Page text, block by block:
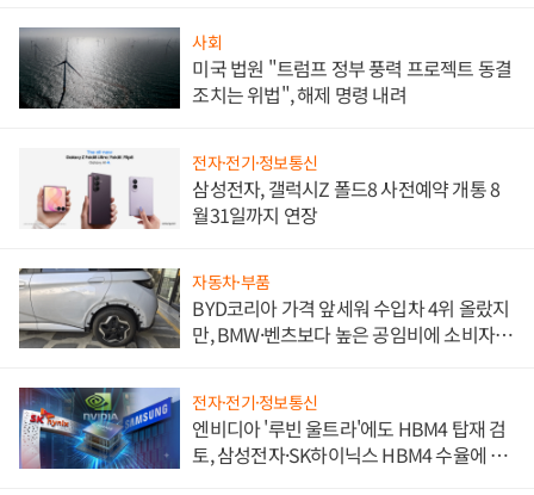
사회
미국 법원 "트럼프 정부 풍력 프로젝트 동결
조치는 위법", 해제 명령 내려
전자·전기·정보통신
삼성전자, 갤럭시Z 폴드8 사전예약 개통 8
월31일까지 연장
자동차·부품
BYD코리아 가격 앞세워 수입차 4위 올랐지
만, BMW·벤츠보다 높은 공임비에 소비자
전자·전기·정보통신
엔비디아 '루빈 울트라'에도 HBM4 탑재 검
토, 삼성전자·SK하이닉스 HBM4 수율에 주